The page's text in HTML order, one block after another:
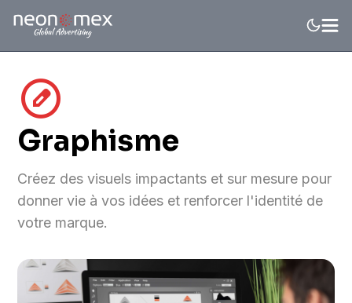
draft_orders
Graphisme
Créez des visuels impactants et sur mesure pour
donner vie à vos idées et renforcer l'identité de
votre marque.